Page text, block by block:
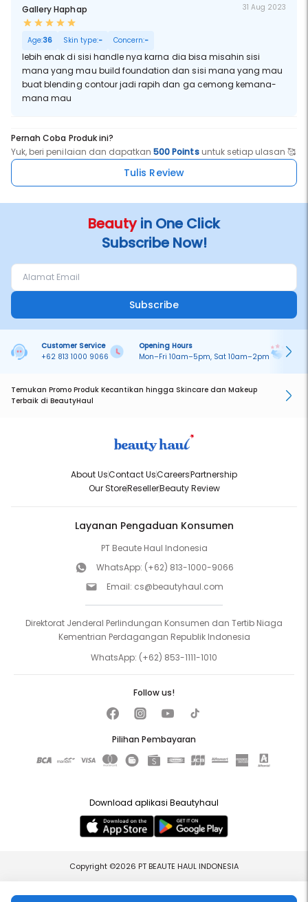
Gallery Haphap 31 Aug 2023
Age:36 Skin type:- Concern:-
lebih enak di sisi handle nya karna dia bisa misahin sisi
mana yang mau build foundation dan sisi mana yang mau
buat blending contour jadi rapih dan ga cemong kemana-
mana mau
Pernah Coba Produk ini?
Yuk, beri penilaian dan dapatkan500 Pointsuntuk setiap ulasan 🥰
Tulis Review
Beautyin One Click
Subscribe Now!
Subscribe
Customer Service
+62 813 1000 9066
Opening Hours
Mon–Fri 10am–5pm, Sat 10am–2pm
Temukan Promo Produk Kecantikan hingga Skincare dan Makeup
Terbaik di BeautyHaul
About UsContact UsCareersPartnership
Our StoreResellerBeauty Review
Layanan Pengaduan Konsumen
PT Beaute Haul Indonesia
WhatsApp: (+62) 813-1000-9066
Email: cs@beautyhaul.com
Direktorat Jenderal Perlindungan Konsumen dan Tertib Niaga
Kementrian Perdagangan Republik Indonesia
WhatsApp: (+62) 853-1111-1010
Pilihan Pembayaran
Follow us!
Download aplikasi Beautyhaul
Copyright ©2026 PT BEAUTE HAUL INDONESIA